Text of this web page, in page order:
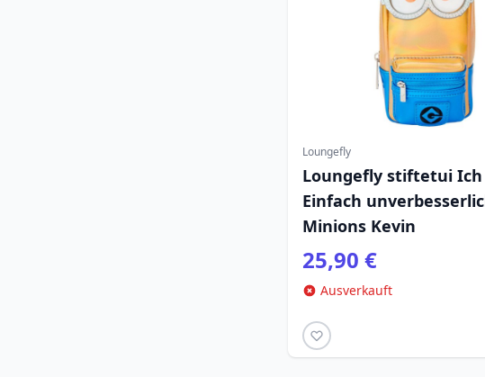
Loungefly
Loungefly stiftetui Ich
Einfach
Minions Kevin
25,90 €
Ausverkauft